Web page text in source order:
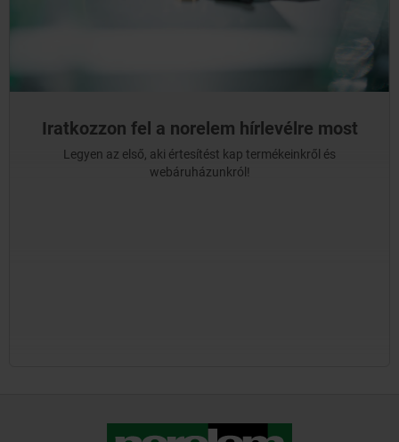
Iratkozzon fel a norelem hírlevélre most
Legyen az első, aki értesítést kap termékeinkről és
webáruházunkról!